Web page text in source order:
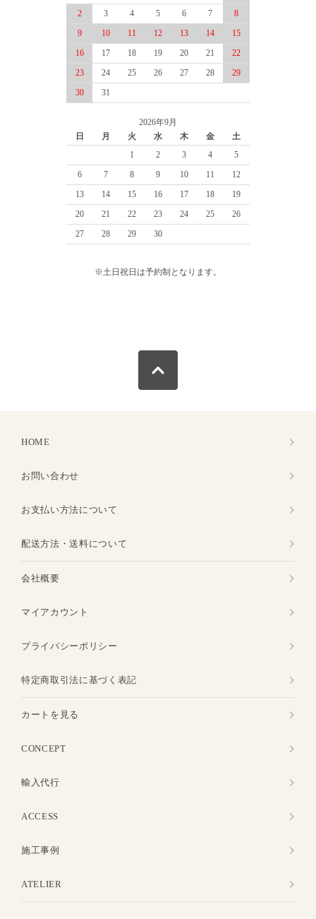
2
3 4 5 6 7
8
9
10 11 12 13 14
15
16
17 18 19 20 21
22
23
24 25 26 27 28
29
30
31
2026年9月
日
月 火 水 木 金
土
1
2 3 4
5
6
7 8 9 10 11
12
13
14 15 16 17 18
19
20
21 22 23 24 25
26
27
28 29 30
※土日祝日は予約制となります。
HOME
お問い合わせ
お支払い方法について
配送方法・送料について
会社概要
マイアカウント
プライバシーポリシー
特定商取引法に基づく表記
カートを見る
CONCEPT
輸入代行
ACCESS
施工事例
ATELIER